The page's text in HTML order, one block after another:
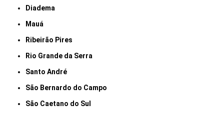
Diadema
Mauá
Ribeirão Pires
Rio Grande da Serra
Santo André
São Bernardo do Campo
São Caetano do Sul